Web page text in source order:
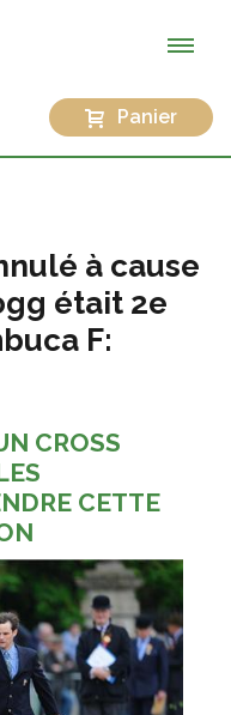
Panier
à cause
était 2e
F:
CROSS
CETTE